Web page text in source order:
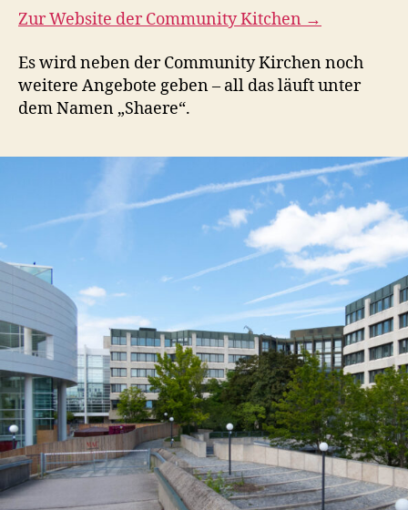
Zur Website der Community Kitchen →
Es wird neben der Community Kirchen noch
weitere Angebote geben – all das läuft unter
dem Namen „Shaere“.